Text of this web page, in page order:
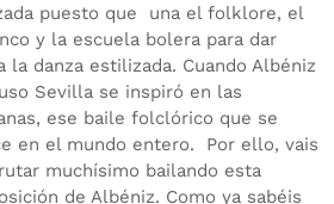
puesto que una el folklore, el
y la escuela bolera para dar
la danza estilizada. Cuando Albéniz
Sevilla se inspiró en las
ese baile folclórico que se
en el mundo entero. Por ello, vais
muchísimo bailando esta
de Albéniz. Como ya sabéis